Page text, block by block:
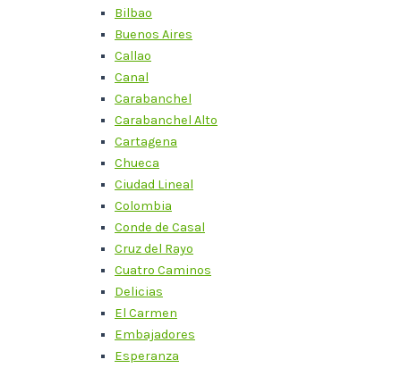
Bilbao
Buenos Aires
Callao
Canal
Carabanchel
Carabanchel Alto
Cartagena
Chueca
Ciudad Lineal
Colombia
Conde de Casal
Cruz del Rayo
Cuatro Caminos
Delicias
El Carmen
Embajadores
Esperanza